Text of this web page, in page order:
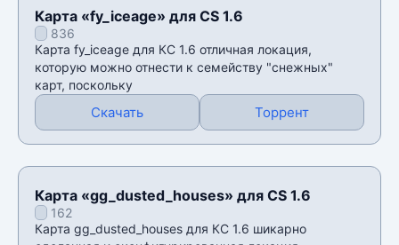
Карта «fy_iceage» для CS 1.6
836
Карта fy_iceage для КС 1.6 отличная локация,
которую можно отнести к семейству "снежных"
карт, поскольку
Скачать Торрент
Карта «gg_dusted_houses» для CS 1.6
162
Карта gg_dusted_houses для КС 1.6 шикарно